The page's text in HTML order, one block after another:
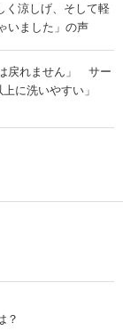
く涼しげ、そして軽
いました」の声
戻れません」 サー
に洗いやすい」
？